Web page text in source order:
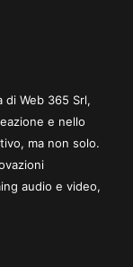
Web 365 Srl,
e nello
ma non solo.
audio e video,